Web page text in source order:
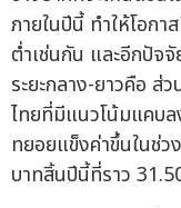
ภายในปีนี้ ทำให้โอกา
ต่ำเช่นกัน และอีกปัจ
ระยะกลาง-ยาวคือ ส่
ไทยที่มีแนวโน้มแคบล
ทยอยแข็งค่าขึ้นในช่
บาทสิ้นปีนี้ที่ราว